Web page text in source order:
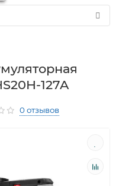
127A
0 отзывов